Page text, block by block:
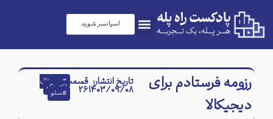
اسپانسر شوید
رزومه فرستادم برای
دیجیکالا
تاریخ انتشار:
۱۴۰۳/۰۹/۰۸
قسمت
26
#دیجیتال
مارکتینگ
#سئو